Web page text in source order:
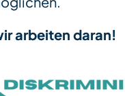
arbeiten daran!